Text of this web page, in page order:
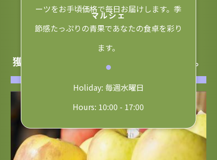
Marche
マルシェ
獲れたての「旬」を毎日、お届けします。
ーツをお手頃価格で毎日お届けします。季
節感たっぷりの青果であなたの食卓を彩り
ます。
Holiday: 毎週水曜日
Hours: 10:00 - 17:00